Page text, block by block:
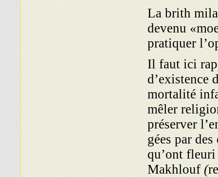
La brith
devenu
pratiquer
Il faut ici
d’existence
mortalité
mêler
préserver
gées par
qu’ont
Makhlouf (